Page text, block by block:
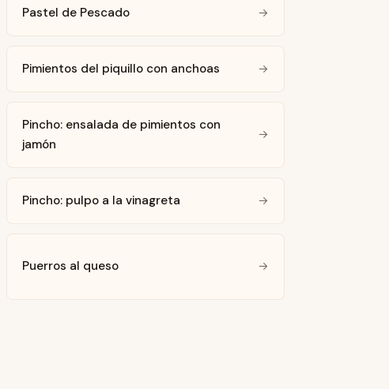
Pastel de Pescado →
Pimientos del piquillo con anchoas →
Pincho: ensalada de pimientos con
jamón
→
Pincho: pulpo a la vinagreta →
Puerros al queso →